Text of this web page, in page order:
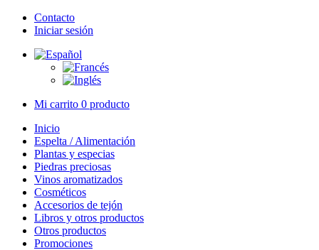
Contacto
Iniciar sesión
Mi carrito 0 producto
Inicio
Espelta / Alimentación
Plantas y especias
Piedras preciosas
Vinos aromatizados
Cosméticos
Accesorios de tejón
Libros y otros productos
Otros productos
Promociones